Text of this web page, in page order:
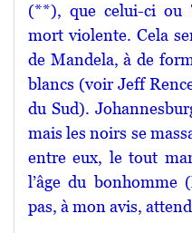
(**), que celui-ci ou
mort violente. Cela
de Mandela, à de
blancs (voir Jeff
du Sud).
mais les noirs se
entre eux, le tout
l’âge du
pas, à mon avis,